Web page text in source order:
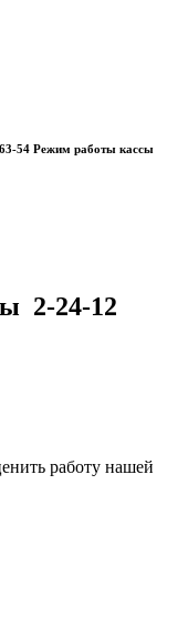
54 Режим работы кассы
2-24-12
работу нашей